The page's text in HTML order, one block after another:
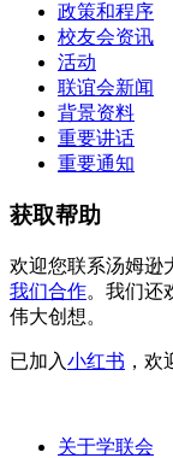
政策和程序
校友会资讯
活动
联谊会新闻
背景资料
重要讲话
重要通知
获取帮助
欢迎您联系汤姆逊
我们合作。我们还
伟大创想。
已加入小红书 ，欢
关于学联会